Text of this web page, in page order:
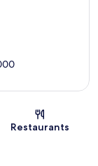
Restaurants